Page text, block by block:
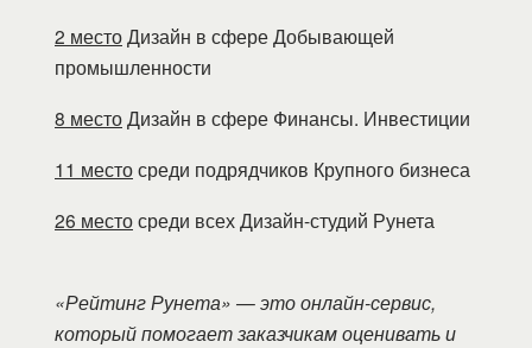
2 местоДизайн в сфере Добывающей
промышленности
8 местоДизайн в сфере Финансы. Инвестиции
11 местосреди подрядчиков Крупного бизнеса
26 местосреди всех Дизайн-студий Рунета
«Рейтинг Рунета» — это онлайн-сервис,
который помогает заказчикам оценивать и